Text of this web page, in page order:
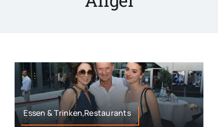
Essen & Trinken,Restaurants